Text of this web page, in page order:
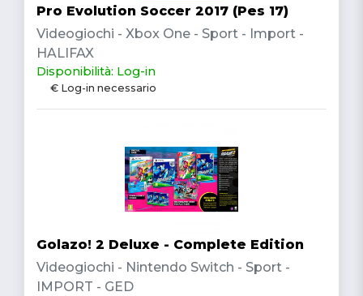
Pro Evolution Soccer 2017 (Pes 17)
Videogiochi - Xbox One - Sport - Import -
HALIFAX
Disponibilità: Log-in
€ Log-in necessario
Golazo! 2 Deluxe - Complete Edition
Videogiochi - Nintendo Switch - Sport -
IMPORT - GED